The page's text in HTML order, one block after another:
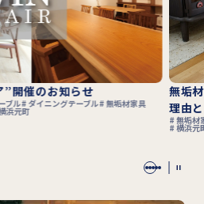
”開催のお知らせ
ブル ダイニングテーブル 無垢材家具
浜元町
無垢
理由
無垢材
横浜元